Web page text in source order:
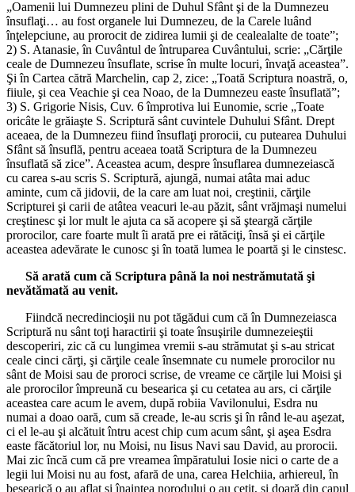
„Oamenii lui Dumnezeu plini de Duhul Sfânt şi de la Dumnezeu
însuflaţi… au fost organele lui Dumnezeu, de la Carele luând
înţelepciune, au prorocit de zidirea lumii şi de cealealalte de toate”;
2) S. Atanasie, în Cuvântul de întruparea Cuvântului, scrie: „Cărţile
ceale de Dumnezeu însuflate, scrise în multe locuri, învaţă aceastea”.
Şi în Cartea cătră Marchelin, cap 2, zice: „Toată Scriptura noastră, o,
fiiule, şi cea Veachie şi cea Noao, de la Dumnezeu easte însuflată”;
3) S. Grigorie Nisis, Cuv. 6 împrotiva lui Eunomie, scrie „Toate
oricâte le grăiaşte S. Scriptură sânt cuvintele Duhului Sfânt. Drept
aceaea, de la Dumnezeu fiind însuflaţi prorocii, cu putearea Duhului
Sfânt să însuflă, pentru aceaea toată Scriptura de la Dumnezeu
însuflată să zice”. Aceastea acum, despre însuflarea dumnezeiască
cu carea s-au scris S. Scriptură, ajungă, numai atâta mai aduc
aminte, cum că jidovii, de la care am luat noi, creştinii, cărţile
Scripturei şi carii de atâtea veacuri le-au păzit, sânt vrăjmaşi numelui
creştinesc şi lor mult le ajuta ca să acopere şi să şteargă cărţile
prorocilor, care foarte mult îi arată pre ei rătăciţi, însă şi ei cărţile
aceastea adevărate le cunosc şi în toată lumea le poartă şi le cinstesc.
Să arată cum că Scriptura până la noi nestrămutată şi
nevătămată au venit.
Fiindcă necredincioşii nu pot tăgădui cum că în Dumnezeiasca
Scriptură nu sânt toţi haractirii şi toate însuşirile dumnezeieştii
descoperiri, zic că cu lungimea vremii s-au strămutat şi s-au stricat
ceale cinci cărţi, şi cărţile ceale însemnate cu numele prorocilor nu
sânt de Moisi sau de proroci scrise, de vreame ce cărţile lui Moisi şi
ale prorocilor împreună cu besearica şi cu cetatea au ars, ci cărţile
aceastea care acum le avem, după robiia Vavilonului, Esdra nu
numai a doao oară, cum să creade, le-au scris şi în rând le-au aşezat,
ci el le-au şi alcătuit întru acest chip cum acum sânt, şi aşea Esdra
easte făcătoriul lor, nu Moisi, nu Iisus Navi sau David, au prorocii.
Mai zic încă cum că pre vreamea împăratului Iosie nici o carte de a
legii lui Moisi nu au fost, afară de una, carea Helchiia, arhiereul, în
besearică o au aflat şi înaintea norodului o au cetit, şi doară din capul